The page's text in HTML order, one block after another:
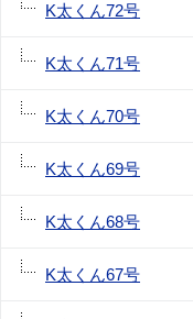
K太くん72号
K太くん71号
K太くん70号
K太くん69号
K太くん68号
K太くん67号